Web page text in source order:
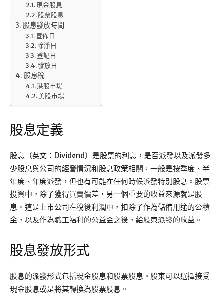
現金股息
股票股息
股息發放時間
宣佈日
除淨日
登記日
發放日
股息稅
港股市場
美股市場
股息定義
股息（英文：Dividend）是股票的利息，是否派發以及派發多
少股息與公司的經營情況和股息政策相關，一般是按季度、半
年度、年度派發，但也有可能在任何時候派發特別股息。股票
投資中，除了獲得買賣價差，另一個重要的收益來源就是股
息。這是上市公司在稅後利潤中，扣除了作為儲備用途的公積
金，以及作為職工福利的公益金之後，給股東派發的收益。
股息發放形式
股息的派發形式包括現金股息和股票股息。股東可以選擇接受
現金股息或是將其轉換為股票股息。